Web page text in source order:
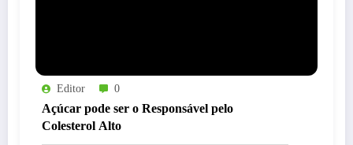
Editor 0
Açúcar pode ser o Responsável pelo
Colesterol Alto